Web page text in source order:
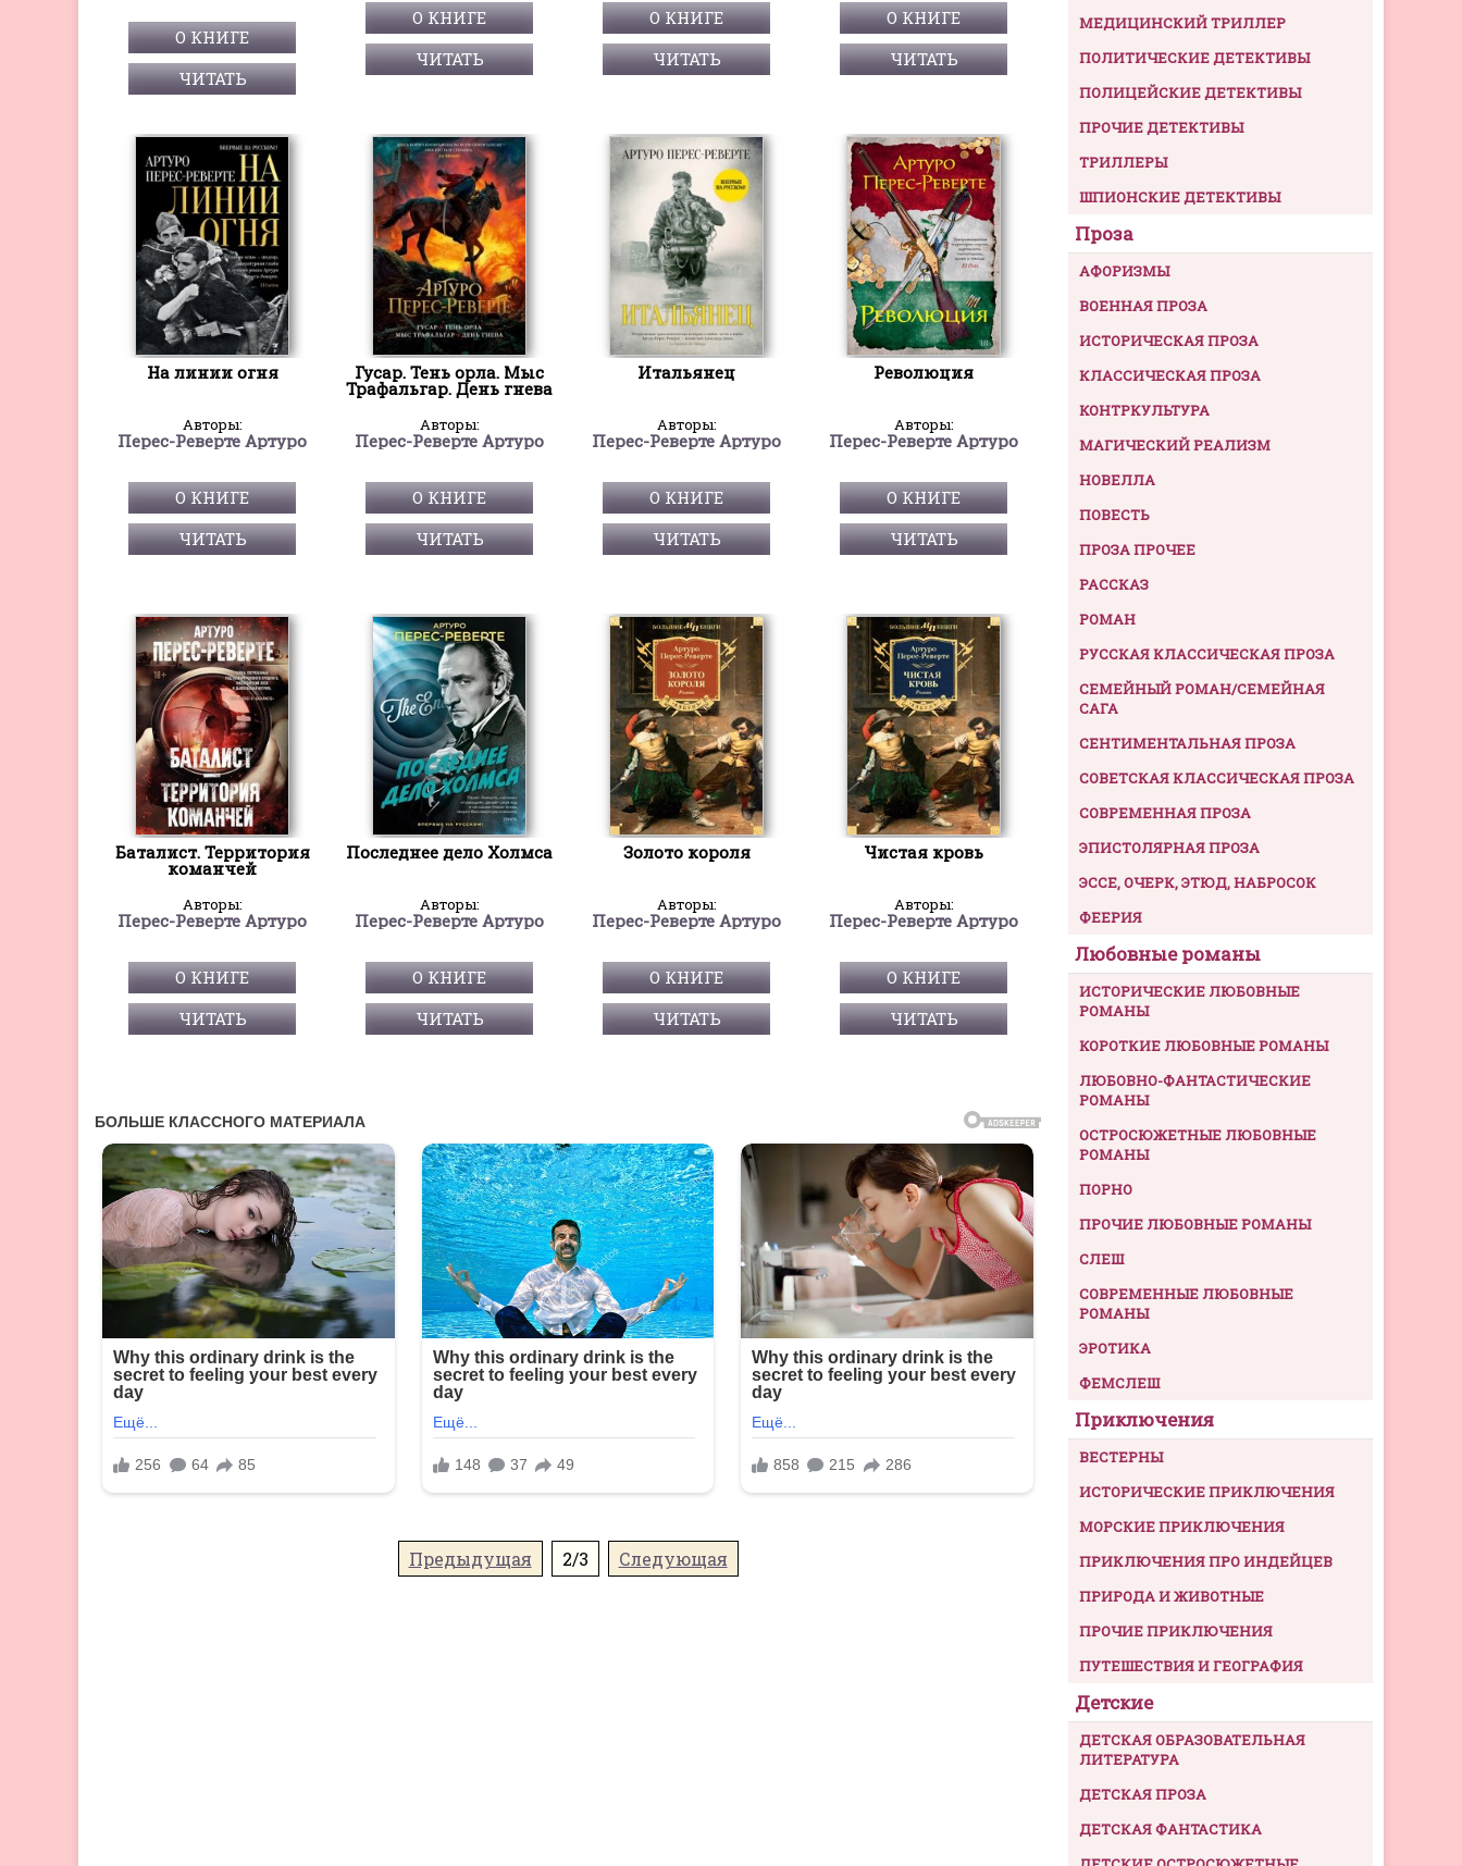
О КНИГЕ
ЧИТАТЬ
О КНИГЕ
ЧИТАТЬ
О КНИГЕ
ЧИТАТЬ
О КНИГЕ
ЧИТАТЬ
На линии огня
Авторы:
Перес-Реверте Артуро
О КНИГЕ
ЧИТАТЬ
Гусар. Тень орла. Мыс
Трафальгар. День гнева
Авторы:
Перес-Реверте Артуро
О КНИГЕ
ЧИТАТЬ
Итальянец
Авторы:
Перес-Реверте Артуро
О КНИГЕ
ЧИТАТЬ
Революция
Авторы:
Перес-Реверте Артуро
О КНИГЕ
ЧИТАТЬ
Баталист. Территория
команчей
Авторы:
Перес-Реверте Артуро
О КНИГЕ
ЧИТАТЬ
Последнее дело Холмса
Авторы:
Перес-Реверте Артуро
О КНИГЕ
ЧИТАТЬ
Золото короля
Авторы:
Перес-Реверте Артуро
О КНИГЕ
ЧИТАТЬ
Чистая кровь
Авторы:
Перес-Реверте Артуро
О КНИГЕ
ЧИТАТЬ
Предыдущая 2/3 Следующая
МЕДИЦИНСКИЙ ТРИЛЛЕР
ПОЛИТИЧЕСКИЕ ДЕТЕКТИВЫ
ПОЛИЦЕЙСКИЕ ДЕТЕКТИВЫ
ПРОЧИЕ ДЕТЕКТИВЫ
ТРИЛЛЕРЫ
ШПИОНСКИЕ ДЕТЕКТИВЫ
Проза
АФОРИЗМЫ
ВОЕННАЯ ПРОЗА
ИСТОРИЧЕСКАЯ ПРОЗА
КЛАССИЧЕСКАЯ ПРОЗА
КОНТРКУЛЬТУРА
МАГИЧЕСКИЙ РЕАЛИЗМ
НОВЕЛЛА
ПОВЕСТЬ
ПРОЗА ПРОЧЕЕ
РАССКАЗ
РОМАН
РУССКАЯ КЛАССИЧЕСКАЯ ПРОЗА
СЕМЕЙНЫЙ РОМАН/СЕМЕЙНАЯ
САГА
СЕНТИМЕНТАЛЬНАЯ ПРОЗА
СОВЕТСКАЯ КЛАССИЧЕСКАЯ ПРОЗА
СОВРЕМЕННАЯ ПРОЗА
ЭПИСТОЛЯРНАЯ ПРОЗА
ЭССЕ, ОЧЕРК, ЭТЮД, НАБРОСОК
ФЕЕРИЯ
Любовные романы
ИСТОРИЧЕСКИЕ ЛЮБОВНЫЕ
РОМАНЫ
КОРОТКИЕ ЛЮБОВНЫЕ РОМАНЫ
ЛЮБОВНО-ФАНТАСТИЧЕСКИЕ
РОМАНЫ
ОСТРОСЮЖЕТНЫЕ ЛЮБОВНЫЕ
РОМАНЫ
ПОРНО
ПРОЧИЕ ЛЮБОВНЫЕ РОМАНЫ
СЛЕШ
СОВРЕМЕННЫЕ ЛЮБОВНЫЕ
РОМАНЫ
ЭРОТИКА
ФЕМСЛЕШ
Приключения
ВЕСТЕРНЫ
ИСТОРИЧЕСКИЕ ПРИКЛЮЧЕНИЯ
МОРСКИЕ ПРИКЛЮЧЕНИЯ
ПРИКЛЮЧЕНИЯ ПРО ИНДЕЙЦЕВ
ПРИРОДА И ЖИВОТНЫЕ
ПРОЧИЕ ПРИКЛЮЧЕНИЯ
ПУТЕШЕСТВИЯ И ГЕОГРАФИЯ
Детские
ДЕТСКАЯ ОБРАЗОВАТЕЛЬНАЯ
ЛИТЕРАТУРА
ДЕТСКАЯ ПРОЗА
ДЕТСКАЯ ФАНТАСТИКА